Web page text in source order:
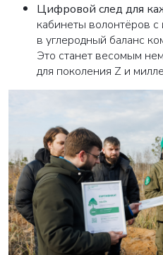
Цифровой след для
кабинеты волонтёров с
в углеродный баланс
Это станет весомым
для поколения Z и